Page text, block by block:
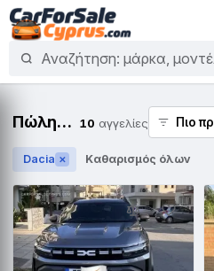
Πώληση Dacia 10 αγγελίες
Dacia ✕ Καθαρισμός όλων